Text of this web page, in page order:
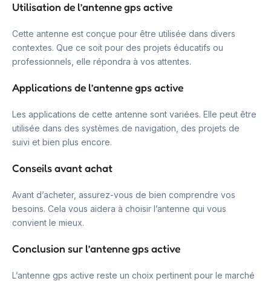
Utilisation de l’antenne gps active
Cette antenne est conçue pour être utilisée dans divers
contextes. Que ce soit pour des projets éducatifs ou
professionnels, elle répondra à vos attentes.
Applications de l’antenne gps active
Les applications de cette antenne sont variées. Elle peut être
utilisée dans des systèmes de navigation, des projets de
suivi et bien plus encore.
Conseils avant achat
Avant d’acheter, assurez-vous de bien comprendre vos
besoins. Cela vous aidera à choisir l’antenne qui vous
convient le mieux.
Conclusion sur l’antenne gps active
L’antenne gps active reste un choix pertinent pour le marché